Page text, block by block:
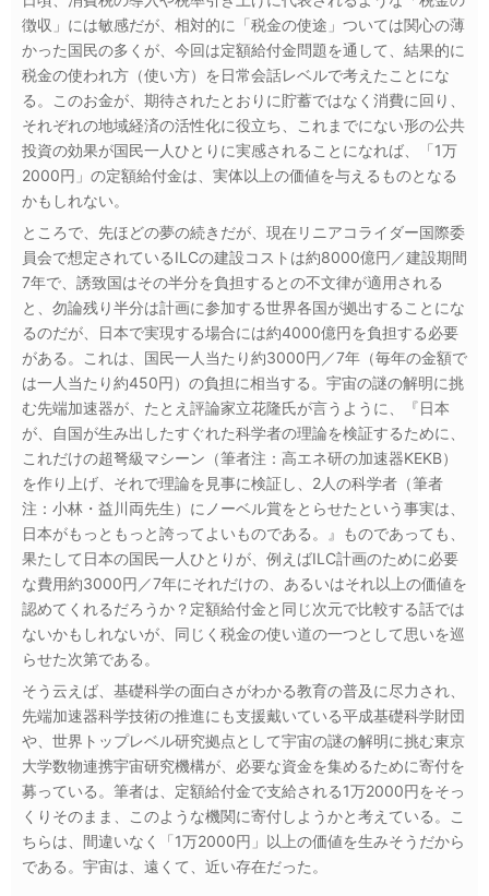
徴収」には敏感だが、相対的に「税金の使途」ついては関心の薄
かった国民の多くが、今回は定額給付金問題を通して、結果的に
税金の使われ方（使い方）を日常会話レベルで考えたことにな
る。このお金が、期待されたとおりに貯蓄ではなく消費に回り、
それぞれの地域経済の活性化に役立ち、これまでにない形の公共
投資の効果が国民一人ひとりに実感されることになれば、「1万
2000円」の定額給付金は、実体以上の価値を与えるものとなる
かもしれない。
ところで、先ほどの夢の続きだが、現在リニアコライダー国際委
員会で想定されているILCの建設コストは約8000億円／建設期間
7年で、誘致国はその半分を負担するとの不文律が適用される
と、勿論残り半分は計画に参加する世界各国が拠出することにな
るのだが、日本で実現する場合には約4000億円を負担する必要
がある。これは、国民一人当たり約3000円／7年（毎年の金額で
は一人当たり約450円）の負担に相当する。宇宙の謎の解明に挑
む先端加速器が、たとえ評論家立花隆氏が言うように、『日本
が、自国が生み出したすぐれた科学者の理論を検証するために、
これだけの超弩級マシーン（筆者注：高エネ研の加速器KEKB）
を作り上げ、それで理論を見事に検証し、2人の科学者（筆者
注：小林・益川両先生）にノーベル賞をとらせたという事実は、
日本がもっともっと誇ってよいものである。』ものであっても、
果たして日本の国民一人ひとりが、例えばILC計画のために必要
な費用約3000円／7年にそれだけの、あるいはそれ以上の価値を
認めてくれるだろうか？定額給付金と同じ次元で比較する話では
ないかもしれないが、同じく税金の使い道の一つとして思いを巡
らせた次第である。
そう云えば、基礎科学の面白さがわかる教育の普及に尽力され、
先端加速器科学技術の推進にも支援戴いている平成基礎科学財団
や、世界トップレベル研究拠点として宇宙の謎の解明に挑む東京
大学数物連携宇宙研究機構が、必要な資金を集めるために寄付を
募っている。筆者は、定額給付金で支給される1万2000円をそっ
くりそのまま、このような機関に寄付しようかと考えている。こ
ちらは、間違いなく「1万2000円」以上の価値を生みそうだから
である。宇宙は、遠くて、近い存在だった。